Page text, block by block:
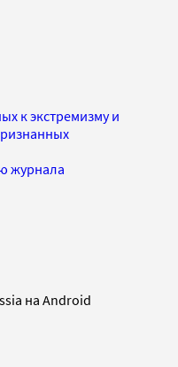
к экстремизму и
журнала
на Android